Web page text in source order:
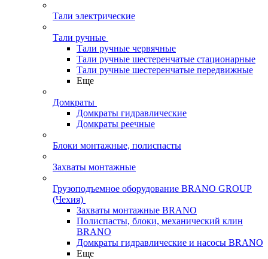
Тали электрические
Тали ручные
Тали ручные червячные
Тали ручные шестеренчатые стационарные
Тали ручные шестеренчатые передвижные
Еще
Домкраты
Домкраты гидравлические
Домкраты реечные
Блоки монтажные, полиспасты
Захваты монтажные
Грузоподъемное оборудование BRANO GROUP
(Чехия)
Захваты монтажные BRANO
Полиспасты, блоки, механический клин
BRANO
Домкраты гидравлические и насосы BRANO
Еще